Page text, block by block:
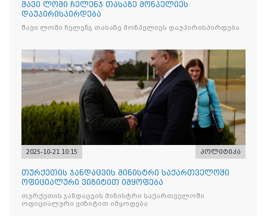
შავი ლომი ჩელენჯ თასაზე მონპელიეს
დაუპირისპირდება
შავი ლომი ჩელენჯ თასაზე მონპელიეს დაუპირისპირდება
2025-10-21 10:15 პოლიტიკა
თურქეთის ჯანდაცვის მინისტრი საქართველოში
ოფიციალური ვიზიტით იმყოფება
თურქეთის ჯანდაცვის მინისტრი საქართველოში
ოფიციალური ვიზიტით იმყოფება